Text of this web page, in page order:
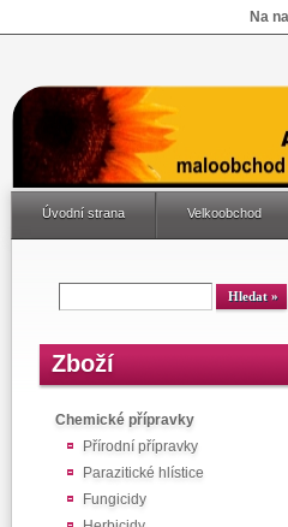
Na
Úvodní strana Velkoobchod
Zboží
Chemické přípravky
Přírodní přípravky
Parazitické hlístice
Fungicidy